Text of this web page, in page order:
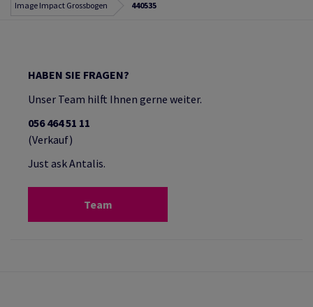
Image Impact Grossbogen 440535
HABEN SIE FRAGEN?
Unser Team hilft Ihnen gerne weiter.
056 464 51 11
(Verkauf)
Just ask Antalis.
Team